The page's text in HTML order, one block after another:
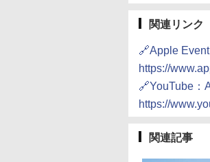
関連リンク
🔗Apple Event
https://
🔗YouTube
https://
関連記事